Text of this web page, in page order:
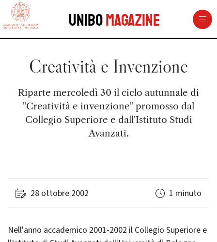
vai al contenuto della pagina
UniboMagazine
Creatività e Invenzione
Riparte mercoledì 30 il ciclo autunnale di
"Creatività e invenzione" promosso dal
Collegio Superiore e dall'Istituto Studi
Avanzati.
28 ottobre 2002 1 minuto
Nell'anno accademico 2001-2002 il Collegio Superiore e